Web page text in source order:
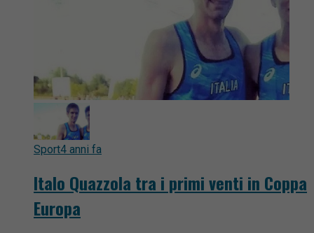
Sport4 anni fa
Italo Quazzola tra i primi venti in Coppa
Europa